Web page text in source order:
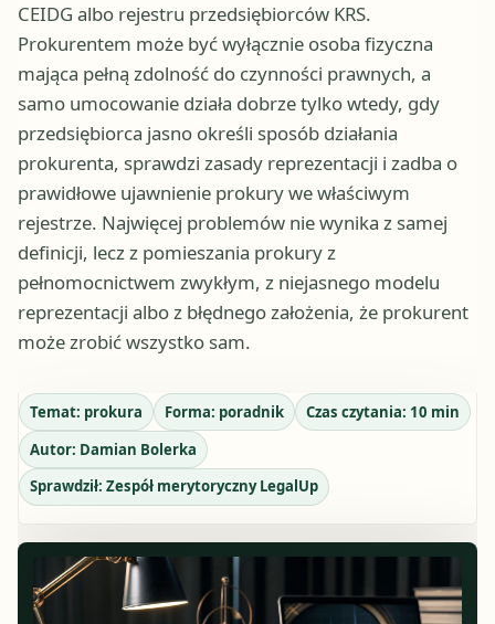
CEIDG albo rejestru przedsiębiorców KRS.
Prokurentem może być wyłącznie osoba fizyczna
mająca pełną zdolność do czynności prawnych, a
samo umocowanie działa dobrze tylko wtedy, gdy
przedsiębiorca jasno określi sposób działania
prokurenta, sprawdzi zasady reprezentacji i zadba o
prawidłowe ujawnienie prokury we właściwym
rejestrze. Najwięcej problemów nie wynika z samej
definicji, lecz z pomieszania prokury z
pełnomocnictwem zwykłym, z niejasnego modelu
reprezentacji albo z błędnego założenia, że prokurent
może zrobić wszystko sam.
Temat: prokura Forma: poradnik Czas czytania: 10 min
Autor: Damian Bolerka
Sprawdził: Zespół merytoryczny LegalUp